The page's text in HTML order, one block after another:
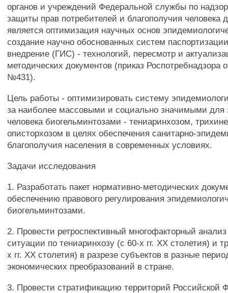
органов и учреждений Федеральной службы по
защиты прав потребителей и благополучия человека
является оптимизация научных основ
создание научно обоснованных систем
внедрение (ГИС) - технологий, пересмотр и
методических документов (приказ Роспотребнадзора
№431).
Цель работы - оптимизировать систему
за наиболее массовыми и социально значимыми для
человека биогельминтозами - тениаринхозом,
описторхозом в целях обеспечения санитарно-
благополучия населения в современных условиях.
Задачи исследования
1. Разработать пакет нормативно-методических
обеспечению правового регулирования
биогельминтозами.
2. Провести ретроспективный многофакторный
ситуации по тениаринхозу (с 60-х гг. XX столетия) и
х гг. XX столетия) в разрезе субъектов в разные
экономических преобразований в стране.
3. Провести стратификацию территорий Российской